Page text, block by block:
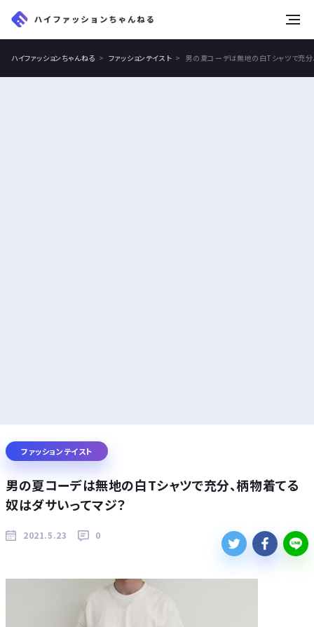
ハイファッションちゃんねる ファッションテイスト 男の夏コーデは無地の白Tシャツで充分
ファッションテイスト
男の夏コーデは無地の白Tシャツで充分、柄物着てる
奴はダサいってマジ？
2021.5.23 0